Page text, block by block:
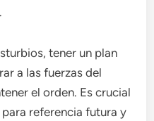
tener un plan
a las fuerzas del
el orden. Es crucial
referencia futura y